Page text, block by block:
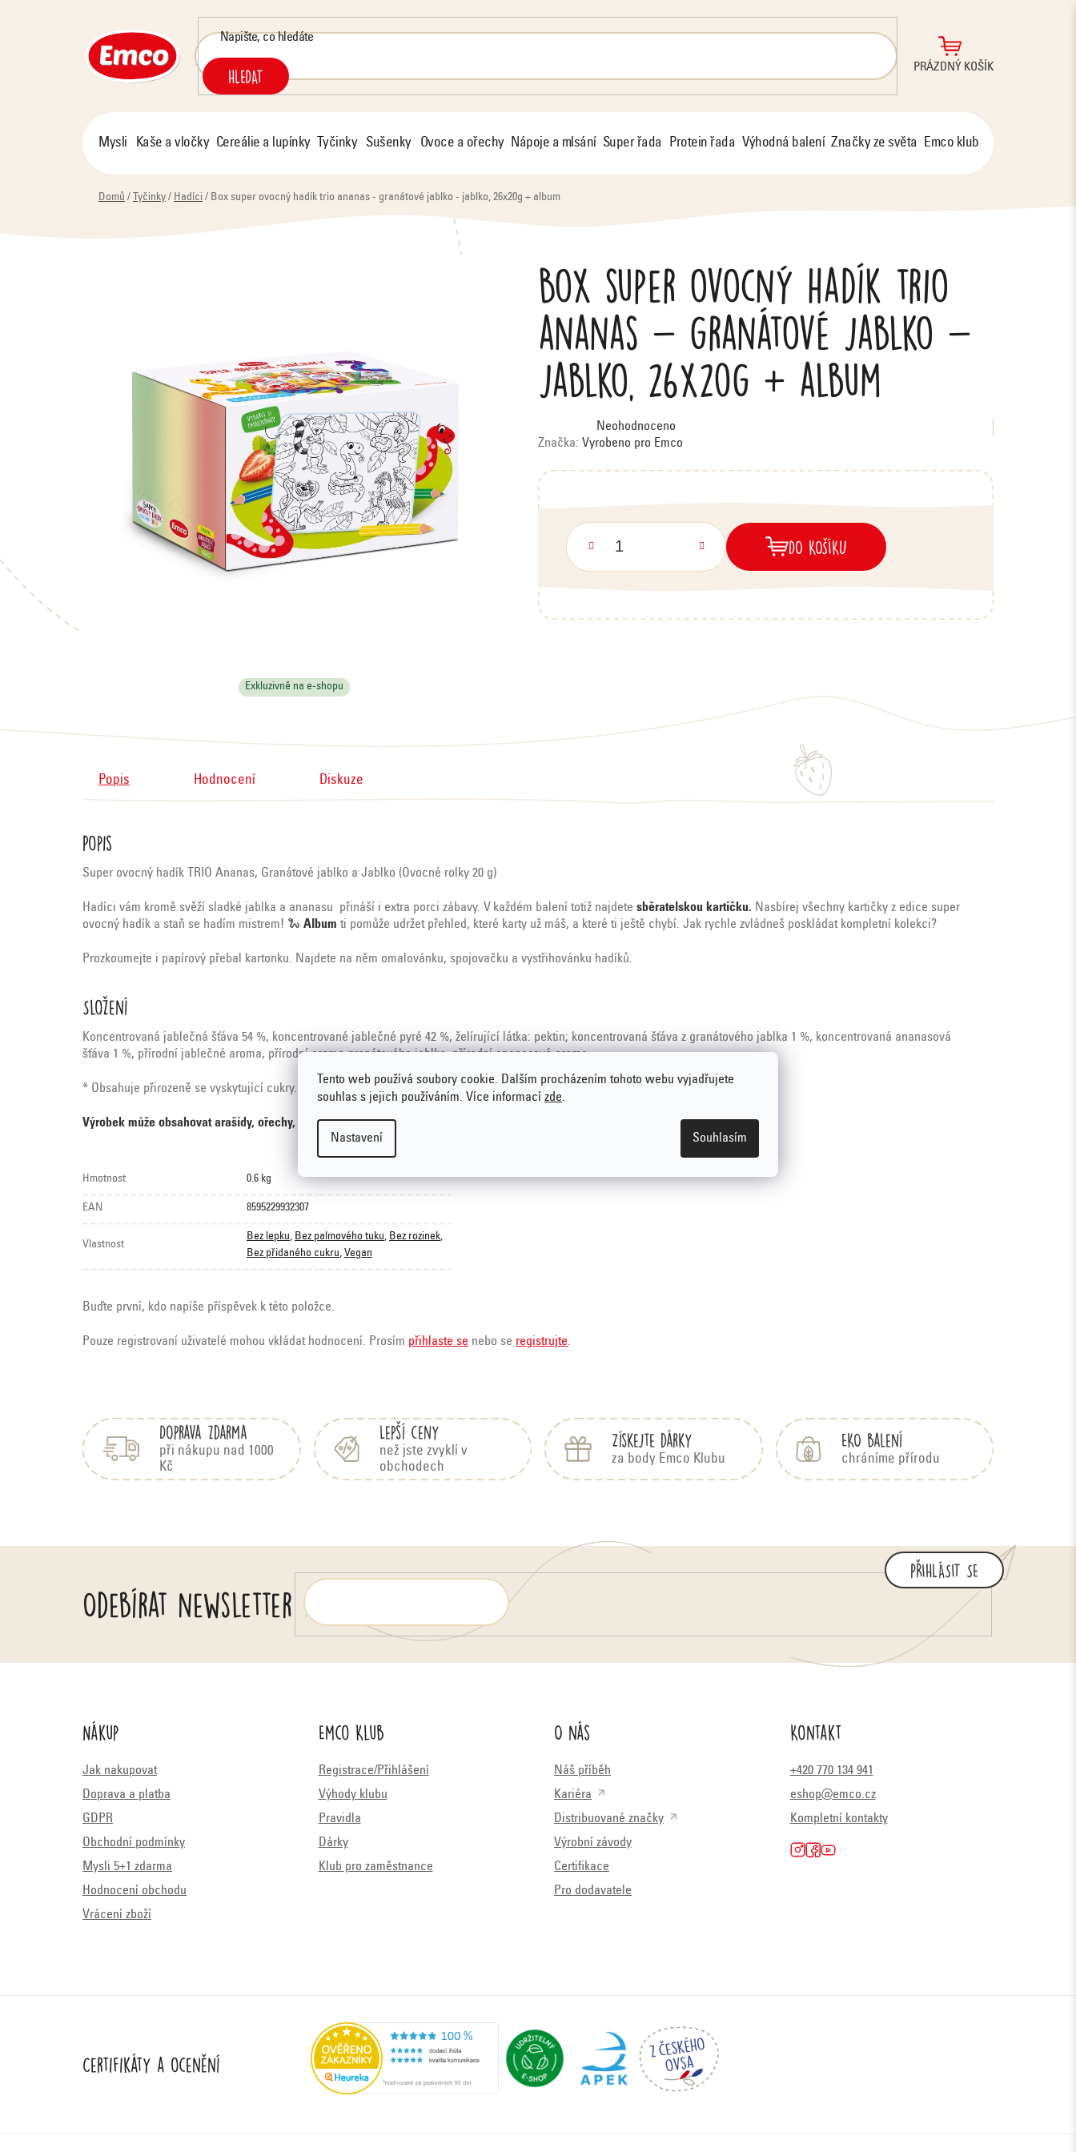
Tento web používá soubory cookie. Dalším procházením tohoto webu vyjadřujete
souhlas s jejich používáním. Více informací zde.
Nastavení Souhlasím
HLEDAT
NÁKUPNÍ
PRÁZDNÝ KOŠÍK
Mysli Kaše a vločky Cereálie a lupínky Tyčinky Sušenky Ovoce a ořechy Nápoje a mlsání Super řada Protein řada Výhodná balení Značky ze světa Emco klub
Domů / Tyčinky / Hadíci / Box super ovocný hadík trio ananas - granátové jablko - jablko, 26x20g + album
Box super ovocný hadík trio
ananas - granátové jablko -
jablko, 26x20g + album
Průměrné
hodnocení
produktu
je
5
Neohodnoceno
Značka: Vyrobeno pro Emco
DO KOŠÍKU
Exkluzivně na e-shopu
Popis Hodnocení Diskuze
Popis
Super ovocný hadík TRIO Ananas, Granátové jablko a Jablko (Ovocné rolky 20 g)
Hadíci vám kromě svěží sladké jablka a ananasu přináší i extra porci zábavy. V každém balení totiž najdete sběratelskou kartičku. Nasbírej všechny kartičky z edice super
ovocný hadík a staň se hadím mistrem! 🐍 Album ti pomůže udržet přehled, které karty už máš, a které ti ještě chybí. Jak rychle zvládneš poskládat kompletní kolekci?
Prozkoumejte i papírový přebal kartonku. Najdete na něm omalovánku, spojovačku a vystřihovánku hadíků.
Složení
Koncentrovaná jablečná šťáva 54 %, koncentrované jablečné pyré 42 %, želírující látka: pektin; koncentrovaná šťáva z granátového jablka 1 %, koncentrovaná ananasová
šťáva 1 %, přírodní jablečné aroma, přírodní aroma granátového jablka, přírodní ananasové aroma.
* Obsahuje přirozeně se vyskytující cukry.
Výrobek může obsahovat arašídy, ořechy, sezam a siřičitany.
Hmotnost 0.6 kg
EAN 8595229932307
Vlastnost
Bez lepku, Bez palmového tuku, Bez rozinek,
Bez přidaného cukru, Vegan
Buďte první, kdo napíše příspěvek k této položce.
Pouze registrovaní uživatelé mohou vkládat hodnocení. Prosím přihlaste se nebo se registrujte.
Doprava zdarma
při nákupu nad 1000
Kč
Lepší ceny
než jste zvyklí v
obchodech
Získejte dárky
za body Emco Klubu
EKO balení
chráníme přírodu
Odebírat newsletter
PŘIHLÁSIT SE
Nákup
Jak nakupovat
Doprava a platba
GDPR
Obchodní podmínky
Mysli 5+1 zdarma
Hodnocení obchodu
Vrácení zboží
Emco Klub
Registrace/Přihlášení
Výhody klubu
Pravidla
Dárky
Klub pro zaměstnance
O nás
Náš příběh
Kariéra
Distribuované značky
Výrobní závody
Certifikace
Pro dodavatele
Kontakt
+420 770 134 941
eshop@emco.cz
Kompletní kontakty
Certifikáty a ocenění